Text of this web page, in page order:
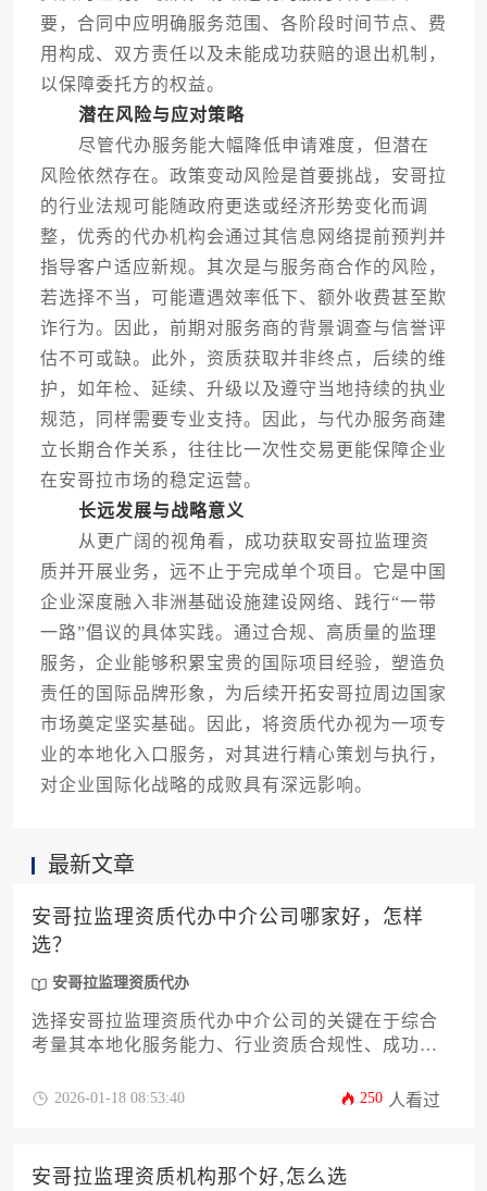
要，合同中应明确服务范围、各阶段时间节点、费
用构成、双方责任以及未能成功获赔的退出机制，
以保障委托方的权益。
潜在风险与应对策略
尽管代办服务能大幅降低申请难度，但潜在
风险依然存在。政策变动风险是首要挑战，安哥拉
的行业法规可能随政府更迭或经济形势变化而调
整，优秀的代办机构会通过其信息网络提前预判并
指导客户适应新规。其次是与服务商合作的风险，
若选择不当，可能遭遇效率低下、额外收费甚至欺
诈行为。因此，前期对服务商的背景调查与信誉评
估不可或缺。此外，资质获取并非终点，后续的维
护，如年检、延续、升级以及遵守当地持续的执业
规范，同样需要专业支持。因此，与代办服务商建
立长期合作关系，往往比一次性交易更能保障企业
在安哥拉市场的稳定运营。
长远发展与战略意义
从更广阔的视角看，成功获取安哥拉监理资
质并开展业务，远不止于完成单个项目。它是中国
企业深度融入非洲基础设施建设网络、践行“一带
一路”倡议的具体实践。通过合规、高质量的监理
服务，企业能够积累宝贵的国际项目经验，塑造负
责任的国际品牌形象，为后续开拓安哥拉周边国家
市场奠定坚实基础。因此，将资质代办视为一项专
业的本地化入口服务，对其进行精心策划与执行，
对企业国际化战略的成败具有深远影响。
最新文章
安哥拉监理资质代办中介公司哪家好，怎样
选？
安哥拉监理资质代办
选择安哥拉监理资质代办中介公司的关键在于综合
考量其本地化服务能力、行业资质合规性、成功案
服务透明度，最终匹配符合自身项目需求的专业机
2026-01-18 08:53:40 250 人看过
安哥拉监理资质机构那个好,怎么选